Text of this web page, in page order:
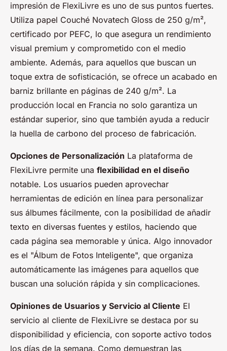
impresión de FlexiLivre es uno de sus puntos fuertes.
Utiliza papel Couché Novatech Gloss de 250 g/m²,
certificado por PEFC, lo que asegura un rendimiento
visual premium y comprometido con el medio
ambiente. Además, para aquellos que buscan un
toque extra de sofisticación, se ofrece un acabado en
barniz brillante en páginas de 240 g/m². La
producción local en Francia no solo garantiza un
estándar superior, sino que también ayuda a reducir
la huella de carbono del proceso de fabricación.
Opciones de Personalización La plataforma de
FlexiLivre permite una flexibilidad en el diseño
notable. Los usuarios pueden aprovechar
herramientas de edición en línea para personalizar
sus álbumes fácilmente, con la posibilidad de añadir
texto en diversas fuentes y estilos, haciendo que
cada página sea memorable y única. Algo innovador
es el "Álbum de Fotos Inteligente", que organiza
automáticamente las imágenes para aquellos que
buscan una solución rápida y sin complicaciones.
Opiniones de Usuarios y Servicio al Cliente El
servicio al cliente de FlexiLivre se destaca por su
disponibilidad y eficiencia, con soporte activo todos
los días de la semana. Como demuestran las